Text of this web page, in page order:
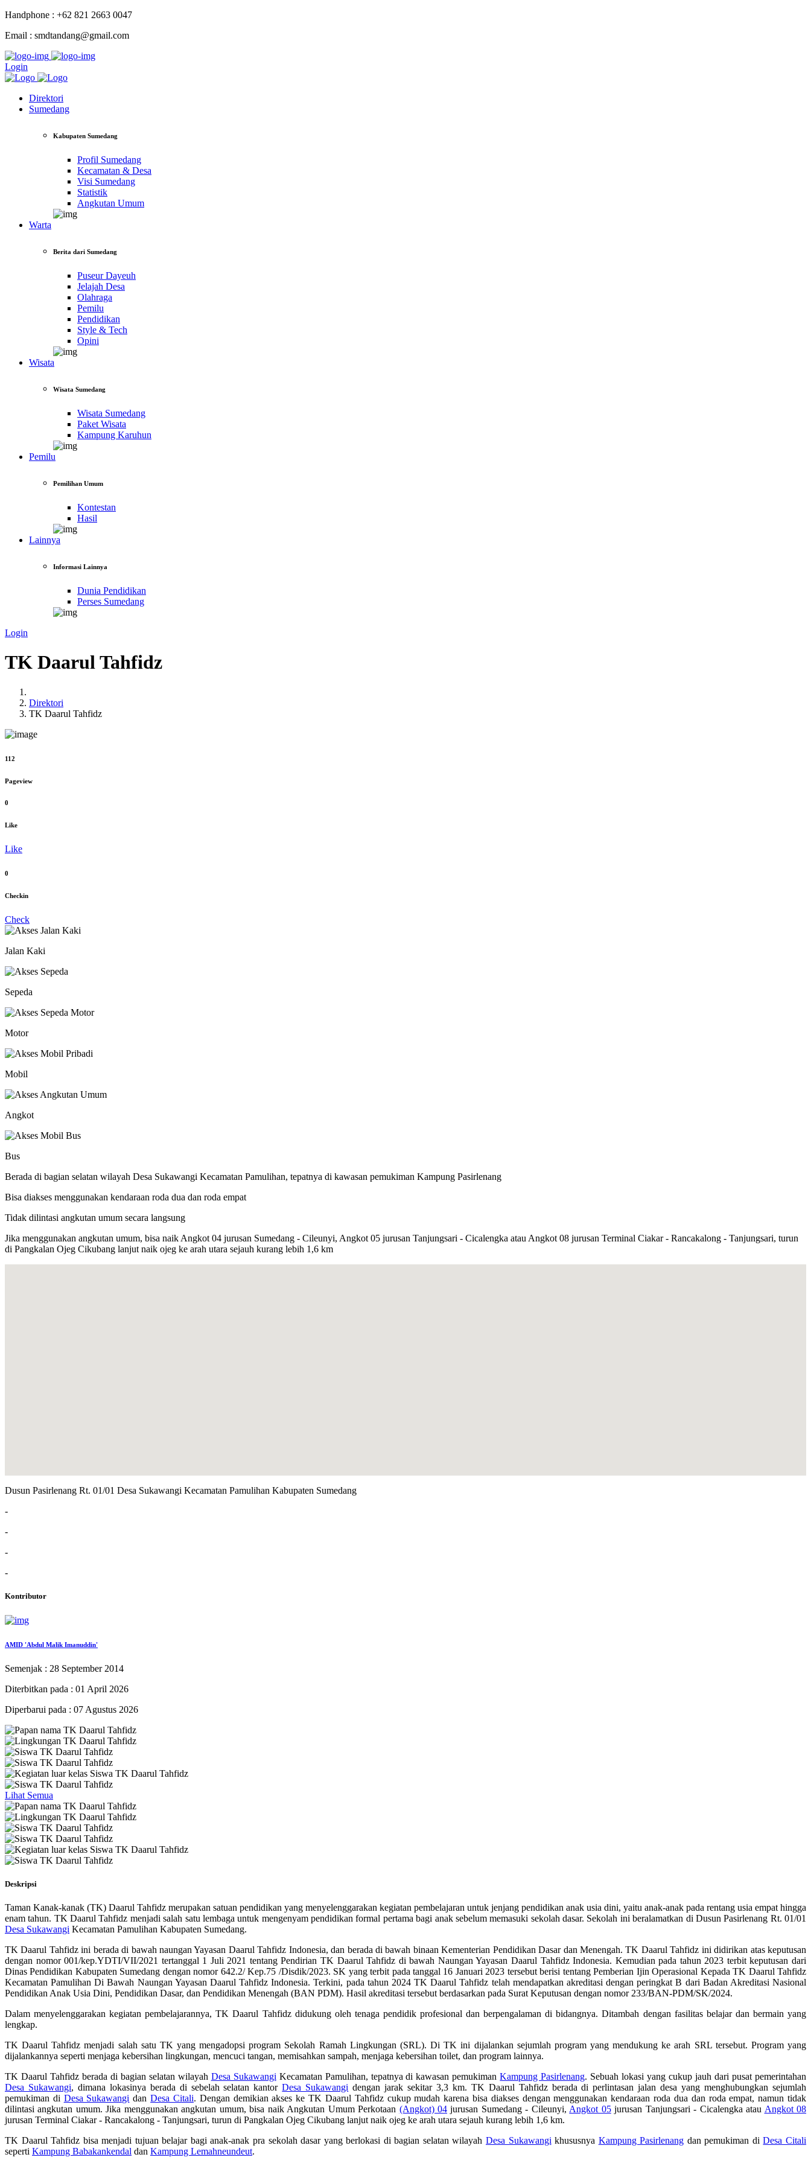
Handphone : +62 821 2663 0047
Email : smdtandang@gmail.com
Login
Direktori
Sumedang
Kabupaten Sumedang
Profil Sumedang
Kecamatan & Desa
Visi Sumedang
Statistik
Angkutan Umum
Warta
Berita dari Sumedang
Puseur Dayeuh
Jelajah Desa
Olahraga
Pemilu
Pendidikan
Style & Tech
Opini
Wisata
Wisata Sumedang
Wisata Sumedang
Paket Wisata
Kampung Karuhun
Pemilu
Pemilihan Umum
Kontestan
Hasil
Lainnya
Informasi Lainnya
Dunia Pendidikan
Perses Sumedang
Login
TK Daarul Tahfidz
Direktori
TK Daarul Tahfidz
112
Pageview
0
Like
Like
0
Checkin
Check
Jalan Kaki
Sepeda
Motor
Mobil
Angkot
Bus
Berada di bagian selatan wilayah Desa Sukawangi Kecamatan Pamulihan, tepatnya di kawasan pemukiman Kampung Pasirlenang
Bisa diakses menggunakan kendaraan roda dua dan roda empat
Tidak dilintasi angkutan umum secara langsung
Jika menggunakan angkutan umum, bisa naik Angkot 04 jurusan Sumedang - Cileunyi, Angkot 05 jurusan Tanjungsari - Cicalengka atau Angkot 08 jurusan Terminal Ciakar - Rancakalong - Tanjungsari, turun
di Pangkalan Ojeg Cikubang lanjut naik ojeg ke arah utara sejauh kurang lebih 1,6 km
Dusun Pasirlenang Rt. 01/01 Desa Sukawangi Kecamatan Pamulihan Kabupaten Sumedang
-
-
-
-
Kontributor
AMID 'Abdul Malik Imanuddin'
Semenjak : 28 September 2014
Diterbitkan pada : 01 April 2026
Diperbarui pada : 07 Agustus 2026
Lihat Semua
Deskripsi
Taman Kanak-kanak (TK) Daarul Tahfidz merupakan satuan pendidikan yang menyelenggarakan kegiatan pembelajaran untuk jenjang pendidikan anak usia dini, yaitu anak-anak pada rentang usia empat hingga
enam tahun. TK Daarul Tahfidz menjadi salah satu lembaga untuk mengenyam pendidikan formal pertama bagi anak sebelum memasuki sekolah dasar. Sekolah ini beralamatkan di Dusun Pasirlenang Rt. 01/01
Desa Sukawangi Kecamatan Pamulihan Kabupaten Sumedang.
TK Daarul Tahfidz ini berada di bawah naungan Yayasan Daarul Tahfidz Indonesia, dan berada di bawah binaan Kementerian Pendidikan Dasar dan Menengah. TK Daarul Tahfidz ini didirikan atas keputusan
dengan nomor 001/kep.YDTI/VII/2021 tertanggal 1 Juli 2021 tentang Pendirian TK Daarul Tahfidz di bawah Naungan Yayasan Daarul Tahfidz Indonesia. Kemudian pada tahun 2023 terbit keputusan dari
Dinas Pendidikan Kabupaten Sumedang dengan nomor 642.2/ Kep.75 /Disdik/2023. SK yang terbit pada tanggal 16 Januari 2023 tersebut berisi tentang Pemberian Ijin Operasional Kepada TK Daarul Tahfidz
Kecamatan Pamulihan Di Bawah Naungan Yayasan Daarul Tahfidz Indonesia. Terkini, pada tahun 2024 TK Daarul Tahfidz telah mendapatkan akreditasi dengan peringkat B dari Badan Akreditasi Nasional
Pendidikan Anak Usia Dini, Pendidikan Dasar, dan Pendidikan Menengah (BAN PDM). Hasil akreditasi tersebut berdasarkan pada Surat Keputusan dengan nomor 233/BAN-PDM/SK/2024.
Dalam menyelenggarakan kegiatan pembelajarannya, TK Daarul Tahfidz didukung oleh tenaga pendidik profesional dan berpengalaman di bidangnya. Ditambah dengan fasilitas belajar dan bermain yang
lengkap.
TK Daarul Tahfidz menjadi salah satu TK yang mengadopsi program Sekolah Ramah Lingkungan (SRL). Di TK ini dijalankan sejumlah program yang mendukung ke arah SRL tersebut. Program yang
dijalankannya seperti menjaga kebersihan lingkungan, mencuci tangan, memisahkan sampah, menjaga kebersihan toilet, dan program lainnya.
TK Daarul Tahfidz berada di bagian selatan wilayah Desa Sukawangi Kecamatan Pamulihan, tepatnya di kawasan pemukimanKampung Pasirlenang. Sebuah lokasi yang cukup jauh dari pusat pemerintahan
Desa Sukawangi, dimana lokasinya berada di sebelah selatan kantorDesa Sukawangi dengan jarak sekitar 3,3 km. TK Daarul Tahfidz berada di perlintasan jalan desa yang menghubungkan sejumlah
pemukiman di Desa Sukawangi danDesa Citali. Dengan demikian akses ke TK Daarul Tahfidz cukup mudah karena bisa diakses dengan menggunakan kendaraan roda dua dan roda empat, namun tidak
dilintasi angkutan umum. Jika menggunakan angkutan umum, bisa naik Angkutan Umum Perkotaan (Angkot) 04 jurusan Sumedang - Cileunyi, Angkot 05jurusan Tanjungsari - Cicalengka atau Angkot 08
jurusan Terminal Ciakar - Rancakalong - Tanjungsari, turun di Pangkalan Ojeg Cikubang lanjut naik ojeg ke arah utara sejauh kurang lebih 1,6 km.
TK Daarul Tahfidz bisa menjadi tujuan belajar bagi anak-anak pra sekolah dasar yang berlokasi di bagian selatan wilayah Desa Sukawangi khususnya Kampung Pasirlenang dan pemukiman diDesa Citali
seperti Kampung Babakankendal dan Kampung Lemahneundeut.